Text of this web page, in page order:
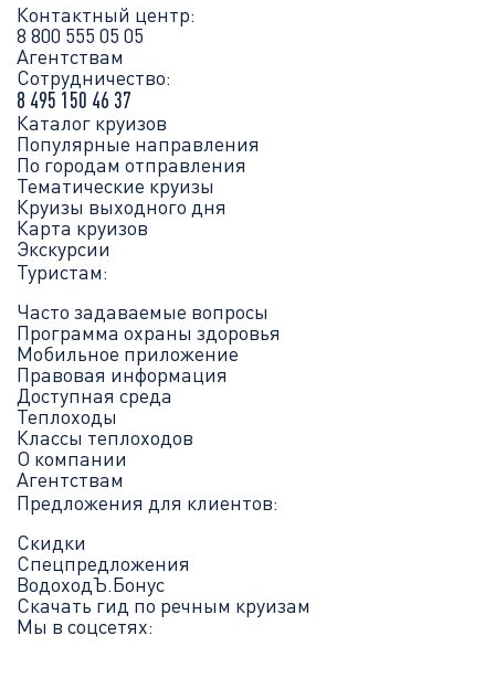
Контактный центр:
8 800 555 05 05
Агентствам
Сотрудничество:
8 495 150 46 37
Каталог круизов
Популярные направления
По городам отправления
Тематические круизы
Круизы выходного дня
Карта круизов
Экскурсии
Туристам:
Часто задаваемые вопросы
Программа охраны здоровья
Мобильное приложение
Правовая информация
Доступная среда
Теплоходы
Классы теплоходов
О компании
Агентствам
Предложения для клиентов:
Скидки
Спецпредложения
ВодоходЪ.Бонус
Скачать гид по речным круизам
Мы в соцсетях: